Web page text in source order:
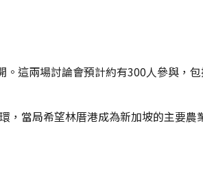
這兩場討論會預計約有300人參與，
當局希望林厝港成為新加坡的主要